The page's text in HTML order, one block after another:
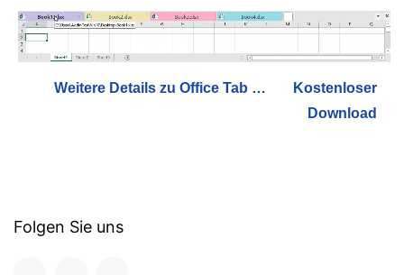
Weitere Details zu Office Tab …
Kostenloser
Download
Folgen Sie uns